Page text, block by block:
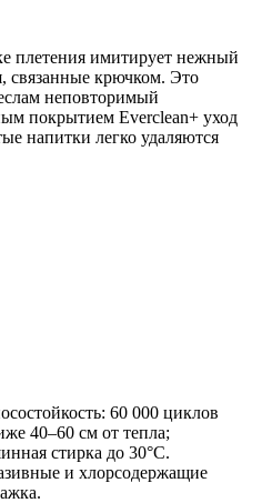
плетения имитирует нежный
связанные крючком. Это
неповторимый
покрытием Everclean+ уход
напитки легко удаляются
60 000 циклов
40–60 см от тепла;
стирка до 30°C.
и хлорсодержащие